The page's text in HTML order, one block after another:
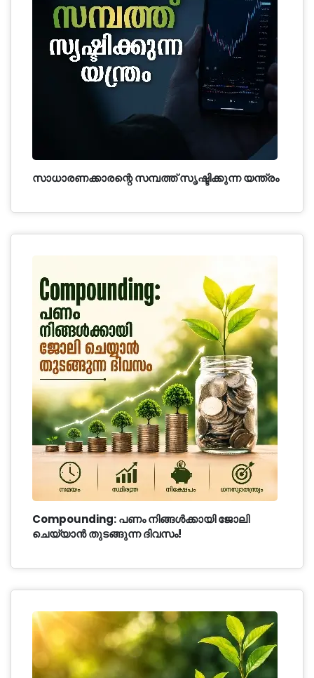
സാധാരണക്കാരന്റെ സമ്പത്ത് സൃഷ്ടിക്കുന്ന യന്ത്രം
Compounding: പണം നിങ്ങൾക്കായി ജോലി
ചെയ്യാൻ തുടങ്ങുന്ന ദിവസം!